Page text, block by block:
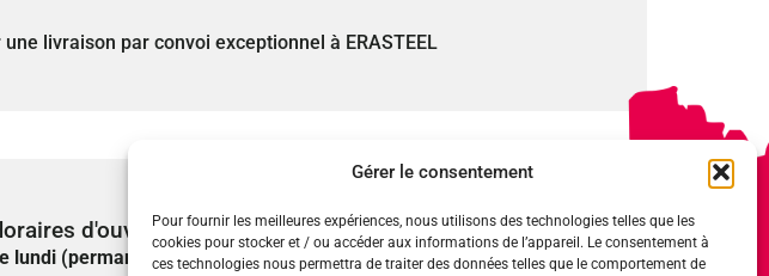
Gérer le consentement
Pour fournir les meilleures expériences, nous utilisons des technologies telles que les
cookies pour stocker et / ou accéder aux informations de l’appareil. Le consentement à
ces technologies nous permettra de traiter des données telles que le comportement de
livraison par convoi exceptionnel à ERASTEEL
d'ouverture
lundi (permanence état civil uniquement) :